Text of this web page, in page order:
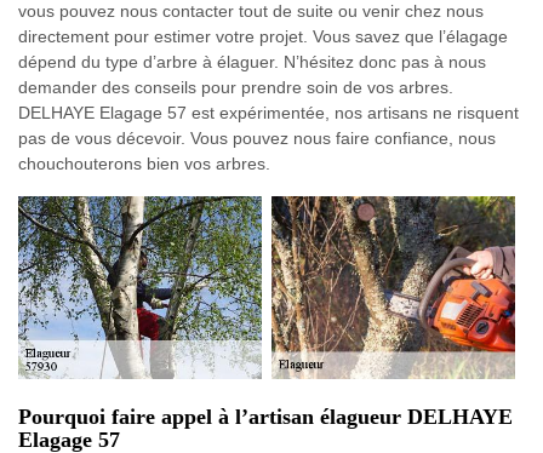
vous pouvez nous contacter tout de suite ou venir chez nous
directement pour estimer votre projet. Vous savez que l’élagage
dépend du type d’arbre à élaguer. N’hésitez donc pas à nous
demander des conseils pour prendre soin de vos arbres.
DELHAYE Elagage 57 est expérimentée, nos artisans ne risquent
pas de vous décevoir. Vous pouvez nous faire confiance, nous
chouchouterons bien vos arbres.
Pourquoi faire appel à l’artisan élagueur DELHAYE
Elagage 57